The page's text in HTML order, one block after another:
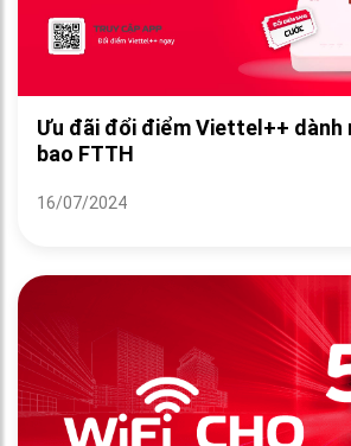
Ưu đãi đổi điểm Viettel++ dành
bao FTTH
16/07/2024